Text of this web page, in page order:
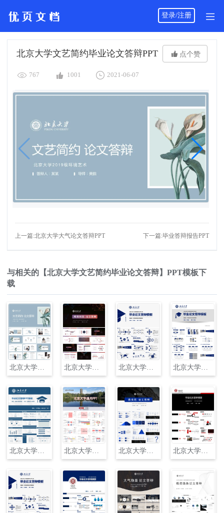
登录/注册
北京大学文艺简约毕业论文答辩PPT  点个赞
 767  1001  2021-06-07
上一篇:北京大学大气论文答辩PPT 下一篇:毕业答辩报告PPT
与相关的【北京大学文艺简约毕业论文答辩】PPT模板下
载
北京大学文艺简约毕业论文答辩PPT 北京大学唯美科技毕业论文答辩PPT 北京大学毕业论文答辩模板.PPT 北京大学毕业论文答辩ppt
北京大学毕业论文答辩PPT模板 北京大学本科毕业论文答辩和论文选题PPT 北京大学欧美风格毕业论文答辩 北京大学毕业论文答辩模板